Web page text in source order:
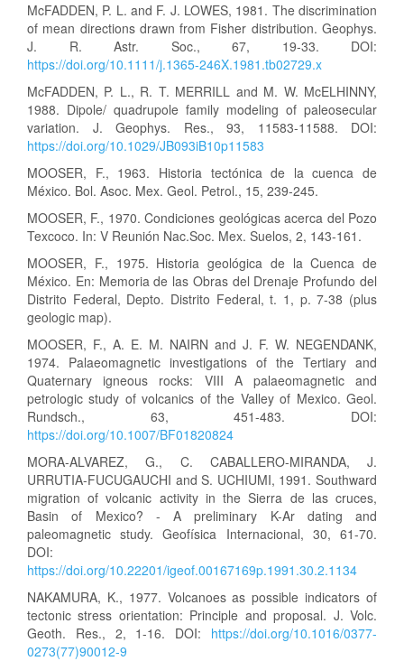
McFADDEN, P. L. and F. J. LOWES, 1981. The discrimination
of mean directions drawn from Fisher distribution. Geophys.
J. R. Astr. Soc., 67, 19-33. DOI:
https://doi.org/10.1111/j.1365-246X.1981.tb02729.x
McFADDEN, P. L., R. T. MERRILL and M. W. McELHINNY,
1988. Dipole/ quadrupole family modeling of paleosecular
variation. J. Geophys. Res., 93, 11583-11588. DOI:
https://doi.org/10.1029/JB093iB10p11583
MOOSER, F., 1963. Historia tectónica de la cuenca de
México. Bol. Asoc. Mex. Geol. Petrol., 15, 239-245.
MOOSER, F., 1970. Condiciones geológicas acerca del Pozo
Texcoco. In: V Reunión Nac.Soc. Mex. Suelos, 2, 143-161.
MOOSER, F., 1975. Historia geológica de la Cuenca de
México. En: Memoria de las Obras del Drenaje Profundo del
Distrito Federal, Depto. Distrito Federal, t. 1, p. 7-38 (plus
geologic map).
MOOSER, F., A. E. M. NAIRN and J. F. W. NEGENDANK,
1974. Palaeomagnetic investigations of the Tertiary and
Quaternary igneous rocks: VIII A palaeomagnetic and
petrologic study of volcanics of the Valley of Mexico. Geol.
Rundsch., 63, 451-483. DOI:
https://doi.org/10.1007/BF01820824
MORA-ALVAREZ, G., C. CABALLERO-MIRANDA, J.
URRUTIA-FUCUGAUCHI and S. UCHIUMI, 1991. Southward
migration of volcanic activity in the Sierra de las cruces,
Basin of Mexico? - A preliminary K-Ar dating and
paleomagnetic study. Geofísica Internacional, 30, 61-70.
DOI:
https://doi.org/10.22201/igeof.00167169p.1991.30.2.1134
NAKAMURA, K., 1977. Volcanoes as possible indicators of
tectonic stress orientation: Principle and proposal. J. Volc.
Geoth. Res., 2, 1-16. DOI: https://doi.org/10.1016/0377-
0273(77)90012-9